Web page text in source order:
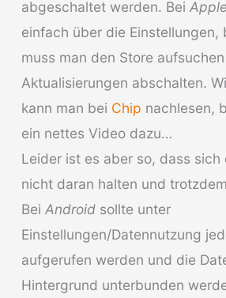
abgeschaltet werden. Bei
einfach über die Einstellungen,
muss man den Store
Aktualisierungen abschalten.
kann man bei Chip nachlesen,
ein nettes Video dazu…
Leider ist es aber so, dass sich
nicht daran halten und
Bei Androidsollte unter
Einstellungen/Datennutzung
aufgerufen werden und die
Hintergrund unterbunden